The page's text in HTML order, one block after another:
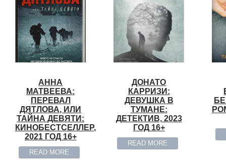
АННА
МАТВЕЕВА:
ПЕРЕВАЛ
ДЯТЛОВА, ИЛИ
ТАЙНА ДЕВЯТИ:
КИНОБЕСТСЕЛЛЕР,
2021 ГОД 16+
READ MORE
ДОНАТО
КАРРИЗИ:
ДЕВУШКА В
ТУМАНЕ:
ДЕТЕКТИВ, 2023
ГОД 16+
READ MORE